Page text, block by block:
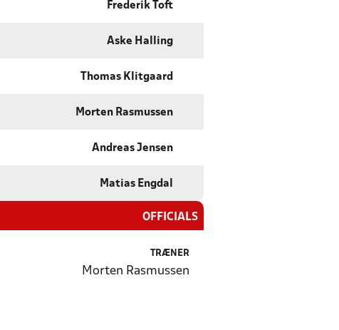
Frederik Toft
Aske Halling
Thomas Klitgaard
Morten Rasmussen
Andreas Jensen
Matias Engdal
OFFICIALS
TRÆNER
Morten Rasmussen